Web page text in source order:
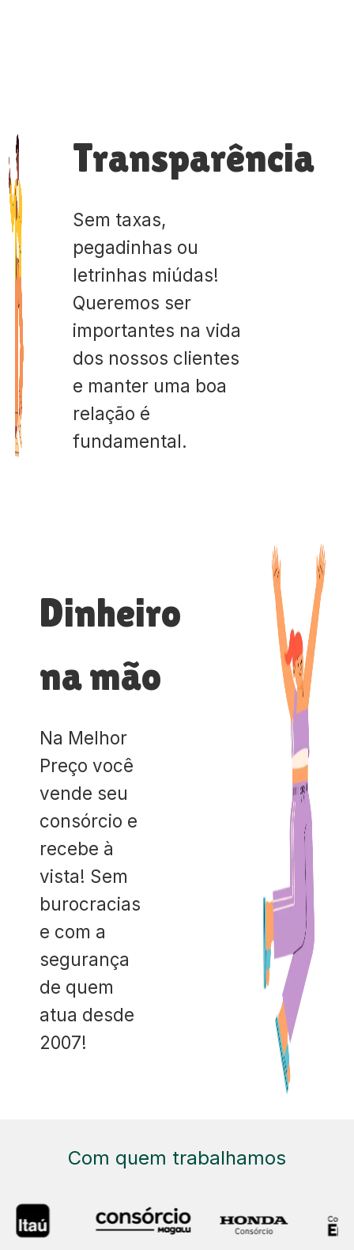
Transparência
Sem taxas,
pegadinhas ou
letrinhas miúdas!
Queremos ser
importantes na vida
dos nossos clientes
e manter uma boa
relação é
fundamental.
Dinheiro
na mão
Na Melhor
Preço você
vende seu
consórcio e
recebe à
vista! Sem
burocracias
e com a
segurança
de quem
atua desde
2007!
Com quem trabalhamos